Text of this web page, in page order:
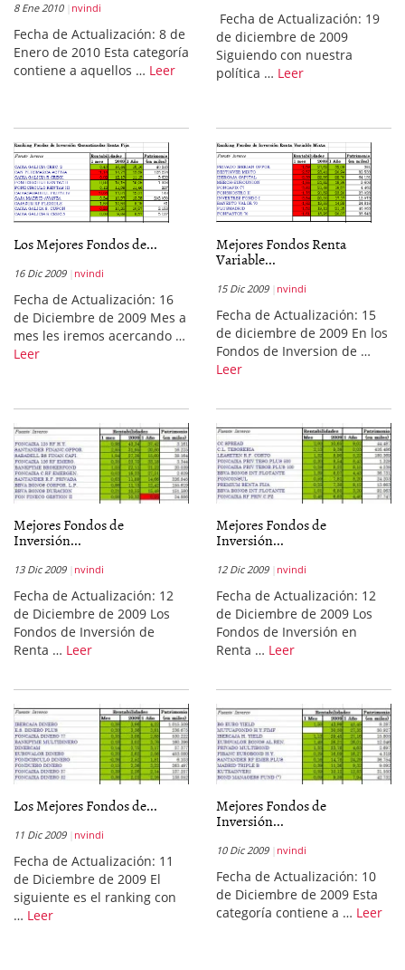
8 Ene 2010 nvindi
Fecha de Actualización: 8 de
Enero de 2010 Esta categoría
contiene a aquellos … Leer
Fecha de Actualización: 19
de diciembre de 2009
Siguiendo con nuestra
política … Leer
Los Mejores Fondos de...
16 Dic 2009 nvindi
Fecha de Actualización: 16
de Diciembre de 2009 Mes a
mes les iremos acercando …
Leer
Mejores Fondos Renta
Variable...
15 Dic 2009 nvindi
Fecha de Actualización: 15
de diciembre de 2009 En los
Fondos de Inversion de …
Leer
Mejores Fondos de
Inversión...
13 Dic 2009 nvindi
Fecha de Actualización: 12
de Diciembre de 2009 Los
Fondos de Inversión de
Renta … Leer
Mejores Fondos de
Inversión...
12 Dic 2009 nvindi
Fecha de Actualización: 12
de Diciembre de 2009 Los
Fondos de Inversión en
Renta … Leer
Los Mejores Fondos de...
11 Dic 2009 nvindi
Fecha de Actualización: 11
de Diciembre de 2009 El
siguiente es el ranking con
… Leer
Mejores Fondos de
Inversión...
10 Dic 2009 nvindi
Fecha de Actualización: 10
de Diciembre de 2009 Esta
categoría contiene a … Leer